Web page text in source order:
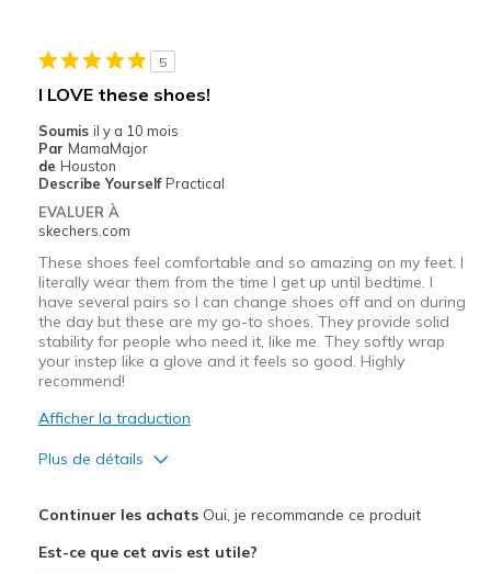
5
I LOVE these shoes!
Soumis il y a 10 mois
Par MamaMajor
de Houston
Describe Yourself Practical
EVALUER À
skechers.com
These shoes feel comfortable and so amazing on my feet. I
literally wear them from the time I get up until bedtime. I
have several pairs so I can change shoes off and on during
the day but these are my go-to shoes. They provide solid
stability for people who need it, like me. They softly wrap
your instep like a glove and it feels so good. Highly
recommend!
Afficher la traduction
Plus de détails
Continuer les achatsOui, je recommande ce produit
Est-ce que cet avis est utile?